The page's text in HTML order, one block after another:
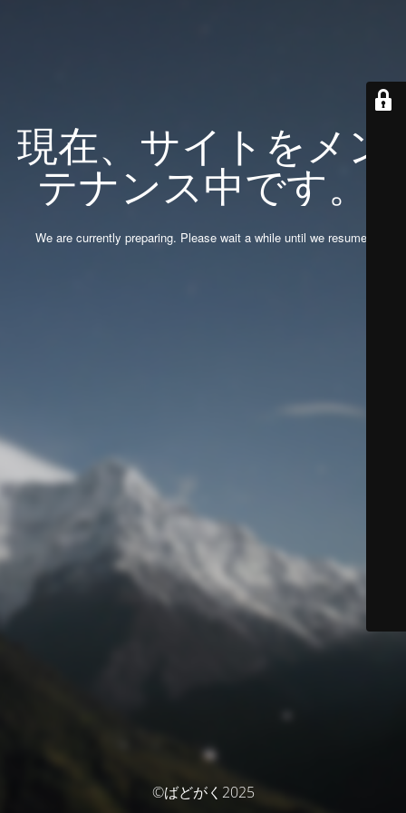
現在、サイトをメン
テナンス中です。
We are currently preparing. Please wait a while until we resume.
©ばどがく2025